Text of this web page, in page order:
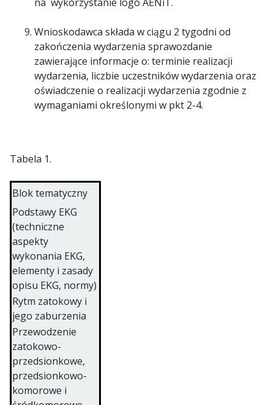
Wnioskodawca składa w ciągu 2 tygodni od
zakończenia wydarzenia sprawozdanie
zawierające informacje o: terminie realizacji
wydarzenia, liczbie uczestników wydarzenia oraz
oświadczenie o realizacji wydarzenia zgodnie z
wymaganiami określonymi w pkt 2-4.
Tabela 1.
Blok tematyczny
Podstawy EKG
(techniczne
aspekty
wykonania EKG,
elementy i zasady
opisu EKG, normy)
Rytm zatokowy i
jego zaburzenia
Przewodzenie
zatokowo-
przedsionkowe,
przedsionkowo-
komorowe i